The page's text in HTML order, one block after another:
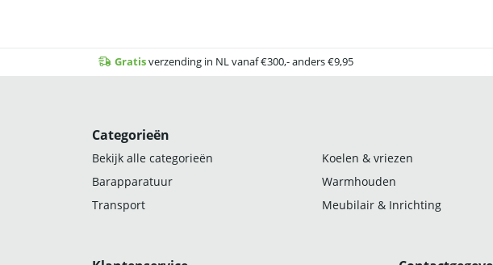
Gratisverzending in NL vanaf €300,- anders €9,95
Categorieën
Bekijk alle categorieën Koelen & vriezen
Barapparatuur
Warmhouden
Transport
Meubilair & Inrichting